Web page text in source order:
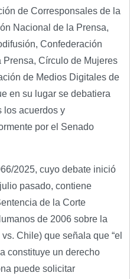
de Corresponsales de la
Nacional de la Prensa,
Confederación
Círculo de Mujeres
de Medios Digitales de
en su lugar se debatiera
los acuerdos y
por el Senado
2025, cuyo debate inició
pasado, contiene
de la Corte
de 2006 sobre la
Chile) que señala que “el
constituye un derecho
puede solicitar